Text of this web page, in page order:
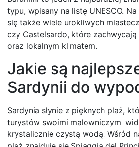
typu, wpisany na listę UNESCO.
się także wiele urokliwych
czy Castelsardo, które
oraz lokalnym klimatem.
Jakie są
Sardynii do
Sardynia słynie z pięknych plaż,
turystów swoimi malowniczymi
krystalicznie czystą wodą. Wśród